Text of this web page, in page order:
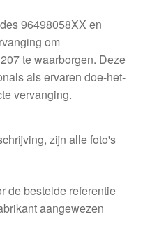
96498058XX en
om
te waarborgen. Deze
als ervaren doe-het-
vervanging.
zijn alle foto's
de bestelde referentie
aangewezen